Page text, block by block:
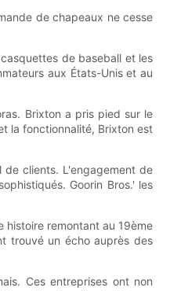
de chapeaux ne cesse
de baseball et les
aux États-Unis et au
Brixton a pris pied sur le
la fonctionnalité, Brixton est
de clients. L'engagement de
Goorin Bros.' les
histoire remontant au 19ème
trouvé un écho auprès des
Ces entreprises ont non